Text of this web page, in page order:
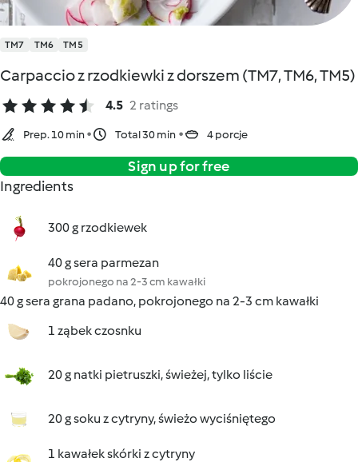
TM7 TM6 TM5
Carpaccio z rzodkiewki z dorszem (TM7, TM6, TM5)
4.5 2 ratings
Prep. 10 min Total 30 min 4 porcje
Sign up for free
Ingredients
300 g rzodkiewek
40 g sera parmezan
pokrojonego na 2-3 cm kawałki
40 g sera grana padano, pokrojonego na 2-3 cm kawałki
1 ząbek czosnku
20 g natki pietruszki, świeżej, tylko liście
20 g soku z cytryny, świeżo wyciśniętego
1 kawałek skórki z cytryny